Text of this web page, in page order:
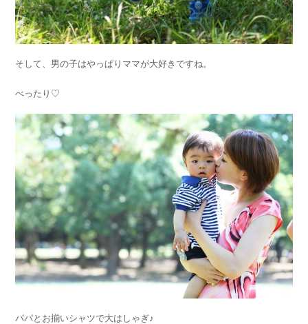
そして、男の子はやっぱりママが大好きですね。
べったり♡
パパとお揃いシャツで大はしゃぎ♪